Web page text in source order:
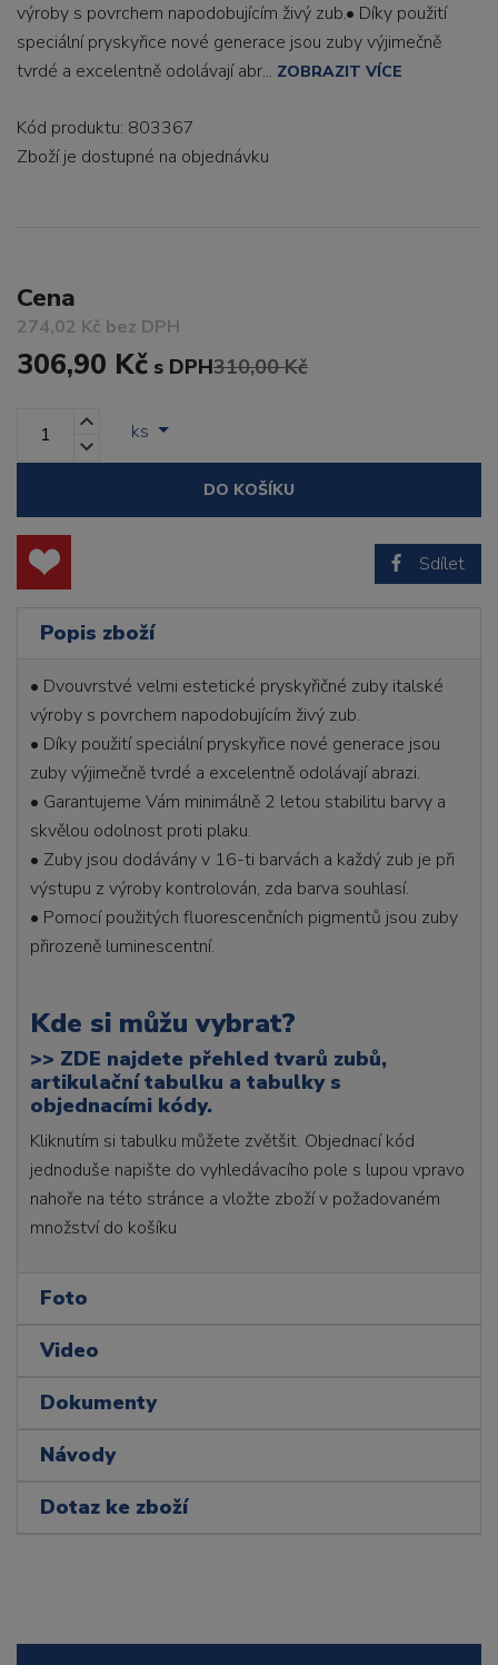
výroby s povrchem napodobujícím živý zub.• Díky použití
speciální pryskyřice nové generace jsou zuby výjimečně
tvrdé a excelentně odolávají abr... ZOBRAZIT VÍCE
Kód produktu: 803367
Zboží je dostupné na objednávku
Cena
274,02 Kč bez DPH
306,90 Kč s DPH310,00 Kč
ks
DO KOŠÍKU
Sdílet
Popis zboží
• Dvouvrstvé velmi estetické pryskyřičné zuby italské
výroby s povrchem napodobujícím živý zub.
• Díky použití speciální pryskyřice nové generace jsou
zuby výjimečně tvrdé a excelentně odolávají abrazi.
• Garantujeme Vám minimálně 2 letou stabilitu barvy a
skvělou odolnost proti plaku.
• Zuby jsou dodávány v 16-ti barvách a každý zub je při
výstupu z výroby kontrolován, zda barva souhlasí.
• Pomocí použitých fluorescenčních pigmentů jsou zuby
přirozeně luminescentní.
Kde si můžu vybrat?
>> ZDE najdete přehled tvarů zubů,
artikulační tabulku a tabulky s
objednacími kódy.
Kliknutím si tabulku můžete zvětšit. Objednací kód
jednoduše napište do vyhledávacího pole s lupou vpravo
nahoře na této stránce a vložte zboží v požadovaném
množství do košíku
Foto
Video
Dokumenty
Návody
Dotaz ke zboží